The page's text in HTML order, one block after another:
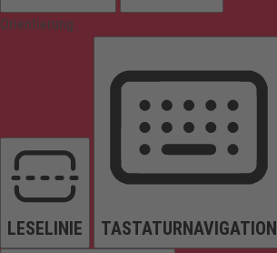
Orientierung
LESELINIE TASTATURNAVIGATION